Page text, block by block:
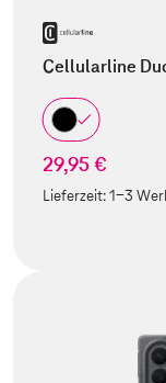
Cellularline
29,95 €
Lieferzeit:1-3